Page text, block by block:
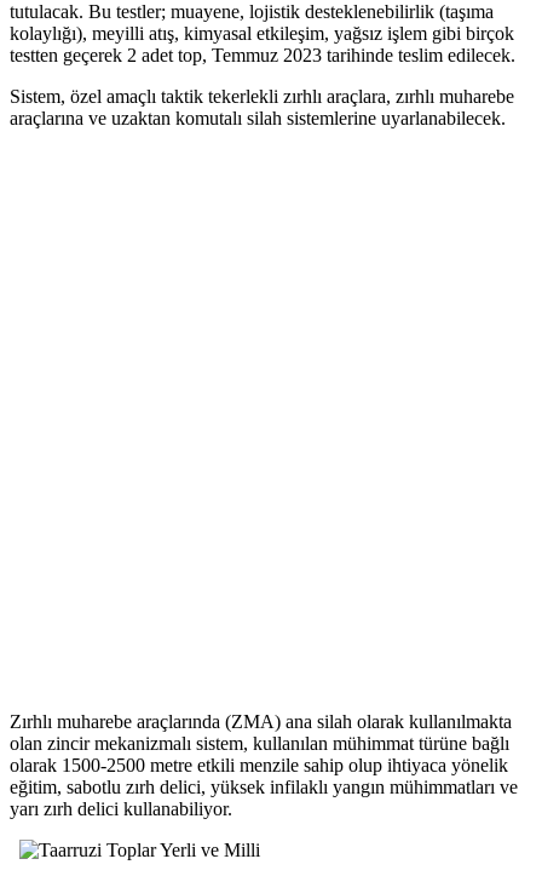
tutulacak. Bu testler; muayene, lojistik desteklenebilirlik (taşıma
kolaylığı), meyilli atış, kimyasal etkileşim, yağsız işlem gibi birçok
testten geçerek 2 adet top, Temmuz 2023 tarihinde teslim edilecek.
Sistem, özel amaçlı taktik tekerlekli zırhlı araçlara, zırhlı muharebe
araçlarına ve uzaktan komutalı silah sistemlerine uyarlanabilecek.
Zırhlı muharebe araçlarında (ZMA) ana silah olarak kullanılmakta
olan zincir mekanizmalı sistem, kullanılan mühimmat türüne bağlı
olarak 1500-2500 metre etkili menzile sahip olup ihtiyaca yönelik
eğitim, sabotlu zırh delici, yüksek infilaklı yangın mühimmatları ve
yarı zırh delici kullanabiliyor.